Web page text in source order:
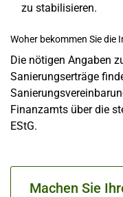
zu stabilisieren.
Woher bekommen Sie die
Die nötigen Angaben
Sanierungserträge
Finanzamts über die
EStG.
Machen Sie